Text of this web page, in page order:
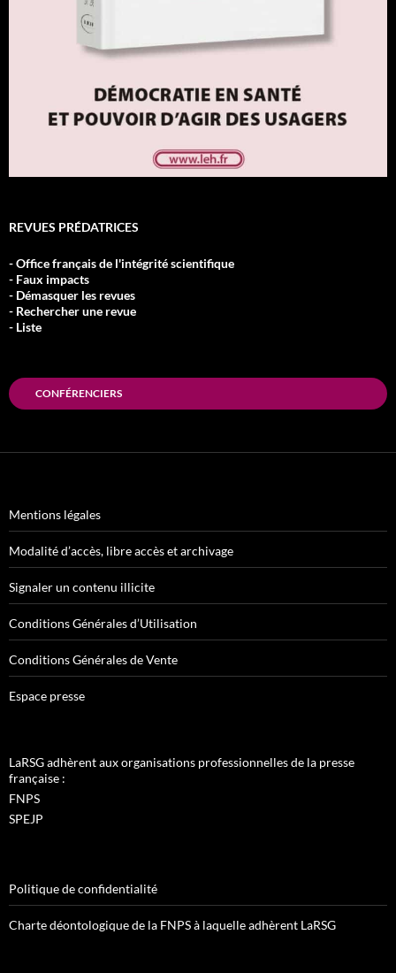
REVUES PRÉDATRICES
- Office français de l'intégrité scientifique
- Faux impacts
- Démasquer les revues
- Rechercher une revue
- Liste
CONFÉRENCIERS
Mentions légales
Modalité d’accès, libre accès et archivage
Signaler un contenu illicite
Conditions Générales d’Utilisation
Conditions Générales de Vente
Espace presse
LaRSG adhèrent aux organisations professionnelles de la presse
française :
FNPS
SPEJP
Politique de confidentialité
Charte déontologique de la FNPS à laquelle adhèrent LaRSG